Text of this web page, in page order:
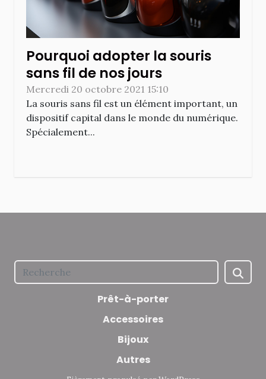
Pourquoi adopter la souris
sans fil de nos jours
Mercredi 20 octobre 2021 15:10
La souris sans fil est un élément important, un
dispositif capital dans le monde du numérique.
Spécialement...
Prêt-à-porter
Accessoires
Bijoux
Autres